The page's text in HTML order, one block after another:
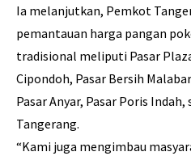
Ia melanjutkan, Pemkot
pemantauan harga pangan
tradisional meliputi Pasar
Cipondoh, Pasar Bersih
Pasar Anyar, Pasar Poris
Tangerang.
“Kami juga mengimbau